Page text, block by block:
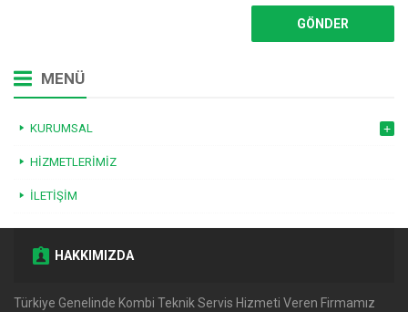
MENÜ
KURUMSAL
HIZMETLERIMIZ
İLETIŞIM
HAKKIMIZDA
Türkiye Genelinde Kombi Teknik Servis Hizmeti Veren Firmamız